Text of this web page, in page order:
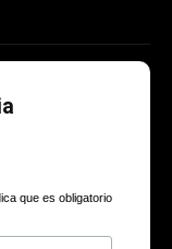
que es obligatorio